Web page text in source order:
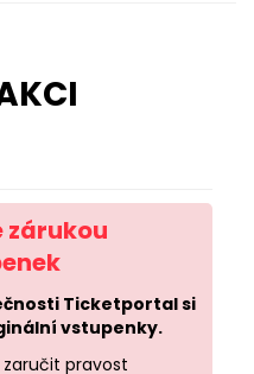
zárukou
Ticketportal si
vstupenky.
pravost